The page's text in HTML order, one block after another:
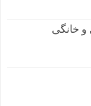
و خانگی